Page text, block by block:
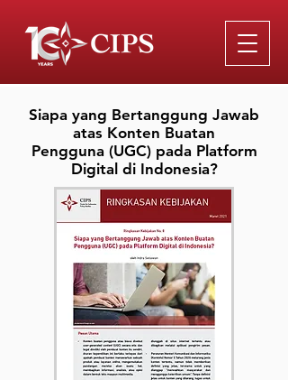
Siapa yang Bertanggung Jawab
atas Konten Buatan
Pengguna (UGC) pada Platform
Digital di Indonesia?